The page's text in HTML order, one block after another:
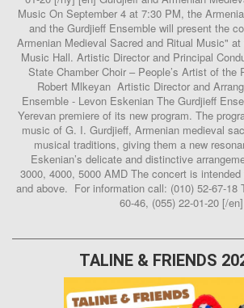
Music On September 4 at 7:30 PM, the
and the Gurdjieff Ensemble will present the
Armenian Medieval Sacred and Ritual Music"
Music Hall. Artistic Director and Principal
State Chamber Choir – People’s Artist of the
Robert Mlkeyan Artistic Director and
Ensemble - Levon Eskenian The Gurdjieff
Yerevan premiere of its new program. The
music of G. I. Gurdjieff, Armenian medieval
musical traditions, giving them a new
Eskenian’s delicate and distinctive
3000, 4000, 5000 AMD The concert is
and above. For information call: (010) 52-67-18
60-46, (055) 22-01-20 [/en]
TALINE & FRIENDS